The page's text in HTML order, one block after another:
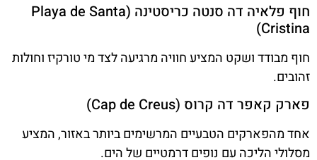
חוף פלאיה דה סנטה כריסטינה (Playa de Santa
Cristina)
חוף מבודד ושקט המציע חוויה מרגיעה לצד מי טורקיז וחולות
זהובים.
פארק קאפר דה קרוס (Cap de Creus)
אחד מהפארקים הטבעיים המרשימים ביותר באזור, המציע
מסלולי הליכה עם נופים דרמטיים של הים.